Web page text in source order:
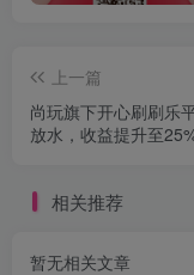
上一篇
尚玩旗下开心刷刷乐
放水，收益提升至
相关推荐
暂无相关文章